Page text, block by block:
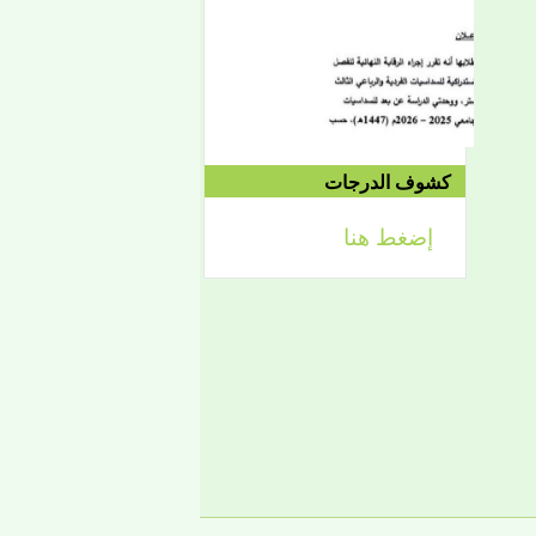
الدورة الاستدراكية الثانية:
الثلاثاء 09/08 وحتى
1442/09/12هـ
الموافق 04/20 حتى
2021/04/24م
إعلان
لائحة توجيه وزارة الشؤون
كشوف الدرجات
إضغط هنا